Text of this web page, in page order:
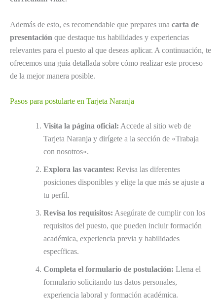
Además de esto, es recomendable que prepares una carta de
presentación que destaque tus habilidades y experiencias
relevantes para el puesto al que deseas aplicar. A continuación, te
ofrecemos una guía detallada sobre cómo realizar este proceso
de la mejor manera posible.
Pasos para postularte en Tarjeta Naranja
Visita la página oficial: Accede al sitio web de
Tarjeta Naranja y dirígete a la sección de «Trabaja
con nosotros».
Explora las vacantes: Revisa las diferentes
posiciones disponibles y elige la que más se ajuste a
tu perfil.
Revisa los requisitos: Asegúrate de cumplir con los
requisitos del puesto, que pueden incluir formación
académica, experiencia previa y habilidades
específicas.
Completa el formulario de postulación: Llena el
formulario solicitando tus datos personales,
experiencia laboral y formación académica.